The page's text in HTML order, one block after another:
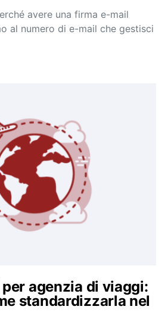
avere una firma e-mail
al numero di e-mail che gestisci
agenzia di viaggi:
standardizzarla nel